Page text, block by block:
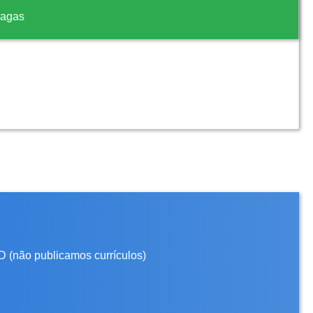
(não publicamos currículos)